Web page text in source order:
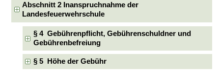
Abschnitt 2 Inanspruchnahme der
Landesfeuerwehrschule
§ 4 Gebührenpflicht, Gebührenschuldner und
Gebührenbefreiung
§ 5 Höhe der Gebühr